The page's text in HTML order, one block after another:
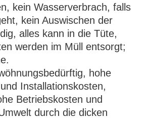
kein Wasserverbrach, falls
kein Auswischen der
alles kann in die Tüte,
werden im Müll entsorgt;
hohe
Installationskosten,
Betriebskosten und
durch die dicken